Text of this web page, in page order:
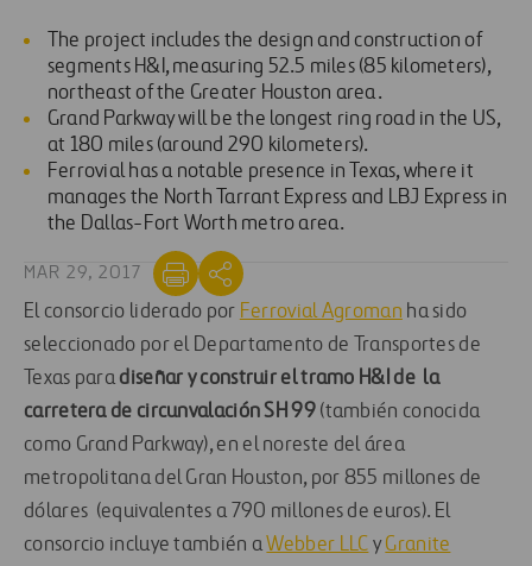
The project includes the design and construction of
segments H&I, measuring 52.5 miles (85 kilometers),
northeast of the Greater Houston area.
Grand Parkway will be the longest ring road in the US,
at 180 miles (around 290 kilometers).
Ferrovial has a notable presence in Texas, where it
manages the North Tarrant Express and LBJ Express in
the Dallas-Fort Worth metro area.
MAR 29, 2017
El consorcio liderado por Ferrovial Agroman ha sido
seleccionado por el Departamento de Transportes de
Texas para diseñar y construir el tramo H&I de la
carretera de circunvalación SH 99(también conocida
como Grand Parkway), en el noreste del área
metropolitana del Gran Houston, por 855 millones de
dólares (equivalentes a 790 millones de euros). El
consorcio incluye también aWebber LLC yGranite